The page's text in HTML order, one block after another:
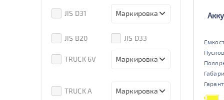
80D26
85D26
JIS D31 Маркировка
JIS B20 JIS D33
TRUCK 6V Маркировка
TRUCK A
Маркировка